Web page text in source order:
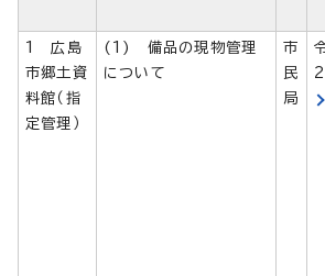
1 広島
市郷土資
料館（指
定管理）
(1) 備品の現物管理
について
市
民
局